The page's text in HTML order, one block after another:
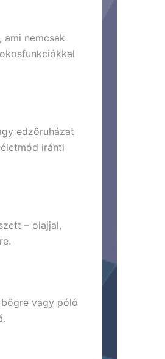
nemcsak
edzőruházat
iránti
– olajjal,
vagy póló